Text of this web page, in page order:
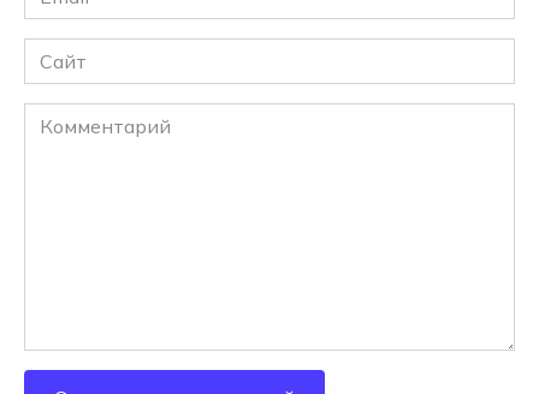
*
Сайт
Комментарий